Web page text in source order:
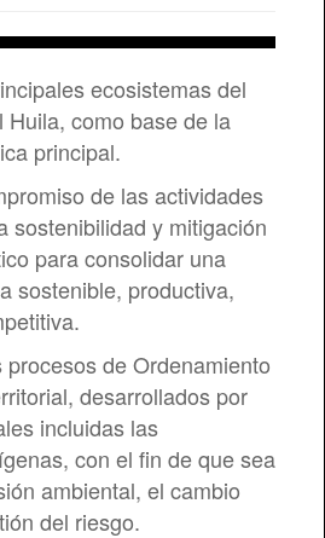
CGR
Interno
Plan de Acción
al Ciudadano
al Ciudadano
frecuentes
ecosistemas del
como base de la
principal.
de las actividades
sostenibilidad y mitigación
para consolidar una
sostenible, productiva,
de Ordenamiento
desarrollados por
incluidas las
con el fin de que sea
ambiental, el cambio
del riesgo.